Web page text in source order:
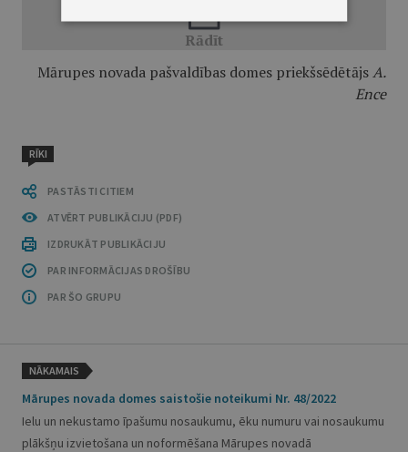
Mārupes novada pašvaldības domes priekšsēdētājsA.
Ence
RĪKI
PASTĀSTI CITIEM
ATVĒRT PUBLIKĀCIJU (PDF)
IZDRUKĀT PUBLIKĀCIJU
PAR INFORMĀCIJAS DROŠĪBU
PAR ŠO GRUPU
NĀKAMAIS
Mārupes novada domes saistošie noteikumi Nr. 48/2022
Ielu un nekustamo īpašumu nosaukumu, ēku numuru vai nosaukumu
plākšņu izvietošana un noformēšana Mārupes novadā